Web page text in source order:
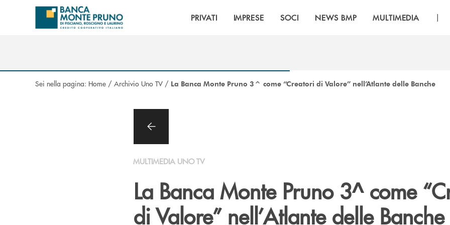
Salta al contenuto principale
PRIVATI IMPRESE SOCI NEWS BMP MULTIMEDIA |
Sei nella pagina: Home / Archivio Uno TV / La Banca Monte Pruno 3^ come “Creatori di Valore” nell’Atlante delle Banche
MULTIMEDIA UNO TV
La Banca Monte Pruno 3^ come
di Valore” nell’Atlante delle Banche